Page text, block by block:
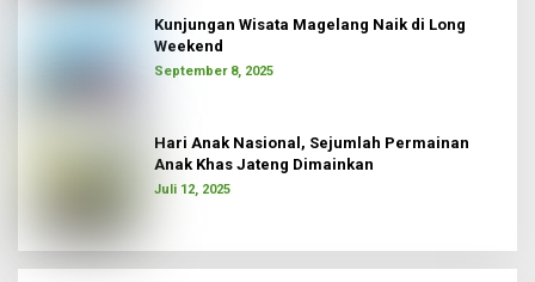
Kunjungan Wisata Magelang Naik di Long
Weekend
September 8, 2025
Hari Anak Nasional, Sejumlah Permainan
Anak Khas Jateng Dimainkan
Juli 12, 2025